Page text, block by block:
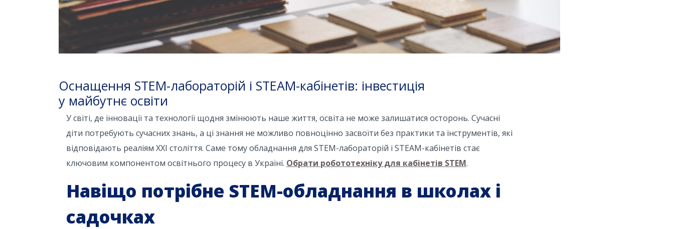
Оснащення STEM-лабораторій і STEAM-кабінетів: інвестиція
у майбутнє освіти
У світі, де інновації та технології щодня змінюють наше життя, освіта не може залишатися осторонь. Сучасні
діти потребують сучасних знань, а ці знання не можливо повноцінно засвоїти без практики та інструментів, які
відповідають реаліям XXI століття. Саме тому обладнання для STEM-лабораторій і STEAM-кабінетів стає
ключовим компонентом освітнього процесу в Україні. Обрати робототехніку для кабінетів STEM.
Навіщо потрібне STEM-обладнання в школах і
садочках